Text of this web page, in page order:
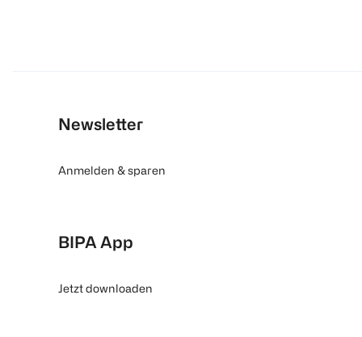
Newsletter
Anmelden & sparen
BIPA App
Jetzt downloaden